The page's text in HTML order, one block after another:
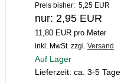
Preis bisher: 5,25 EUR
nur: 2,95 EUR
11,80 EUR pro Meter
inkl. MwSt. zzgl. Versand
Auf Lager
Lieferzeit: ca. 3-5 Tage